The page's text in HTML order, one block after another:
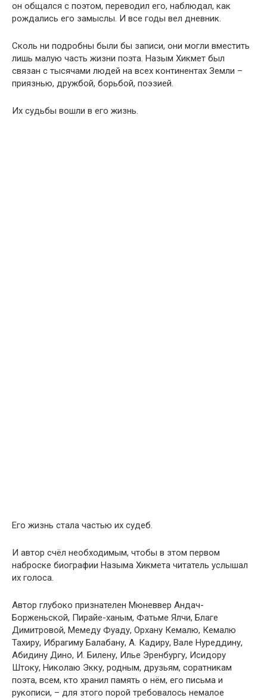
он общался с поэтом, переводил его, наблюдал, как
рождались его замыслы. И все годы вел дневник.
Сколь ни подробны были бы записи, они могли вместить
лишь малую часть жизни поэта. Назым Хикмет был
связан с тысячами людей на всех континентах Земли –
приязнью, дружбой, борьбой, поэзией.
Их судьбы вошли в его жизнь.
Его жизнь стала частью их судеб.
И автор счёл необходимым, чтобы в зтом первом
наброске биографии Назыма Хикмета читатель услышал
их голоса.
Автор глубоко признателен Мюневвер Андач-
Борженьской, Пирайе-ханым, Фатьме Ялчи, Благе
Димитровой, Мемеду Фуаду, Орхану Кемалю, Кемалю
Тахиру, Ибрагиму Балабану, A. Кадиру, Вале Нуреддину,
Абидину Дино, И. Билену, Илье Эренбургу, Исидоpу
Штоку, Николаю Экку, родным, друзьям, соратникам
поэта, всем, кто хранил память о нём, его письма и
рукописи, – для зтого порой требовалось немалое